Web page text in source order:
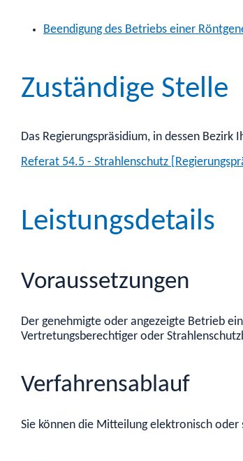
Beendigung des Betriebs einer
Zuständige Stelle
Das Regierungspräsidium, in dessen Bezirk
Referat 54.5 - Strahlenschutz
Leistungsdetails
Voraussetzungen
Der genehmigte oder angezeigte Betrieb
Vertretungsberechtiger oder
Verfahrensablauf
Sie können die Mitteilung elektronisch